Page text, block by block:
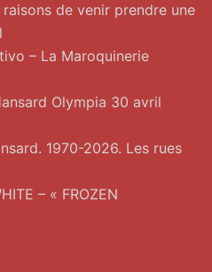
de venir prendre une
– La Maroquinerie
Olympia 30 avril
1970-2026. Les rues
– « FROZEN